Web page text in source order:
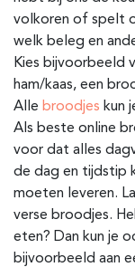
volkoren of spelt
welk beleg en
Kies bijvoorbeeld
ham/kaas, een
Alle broodjes kun
Als beste online
voor dat alles
de dag en tijdstip
moeten leveren.
verse broodjes.
eten? Dan kun je
bijvoorbeeld aan